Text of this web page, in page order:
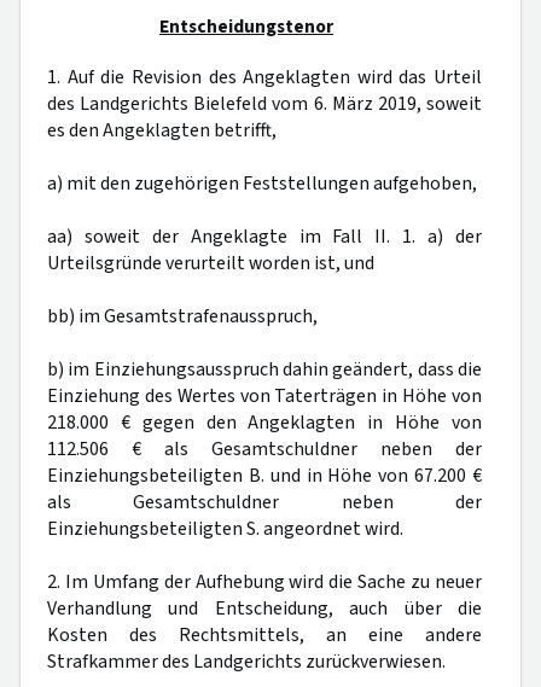
Entscheidungstenor
1. Auf die Revision des Angeklagten wird das Urteil
des Landgerichts Bielefeld vom 6. März 2019, soweit
es den Angeklagten betrifft,
a) mit den zugehörigen Feststellungen aufgehoben,
aa) soweit der Angeklagte im Fall II. 1. a) der
Urteilsgründe verurteilt worden ist, und
bb) im Gesamtstrafenausspruch,
b) im Einziehungsausspruch dahin geändert, dass die
Einziehung des Wertes von Taterträgen in Höhe von
218.000 € gegen den Angeklagten in Höhe von
112.506 € als Gesamtschuldner neben der
Einziehungsbeteiligten B. und in Höhe von 67.200 €
als Gesamtschuldner neben der
Einziehungsbeteiligten S. angeordnet wird.
2. Im Umfang der Aufhebung wird die Sache zu neuer
Verhandlung und Entscheidung, auch über die
Kosten des Rechtsmittels, an eine andere
Strafkammer des Landgerichts zurückverwiesen.